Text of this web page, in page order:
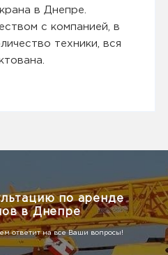
в Днепре.
с компанией, в
техники, вся
по аренде
в Днепре
ответит на все Ваши вопросы!